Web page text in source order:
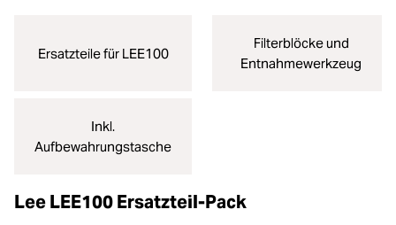
Ersatzteile für LEE100
Filterblöcke und
Entnahmewerkzeug
Inkl.
Aufbewahrungstasche
Lee LEE100 Ersatzteil-Pack